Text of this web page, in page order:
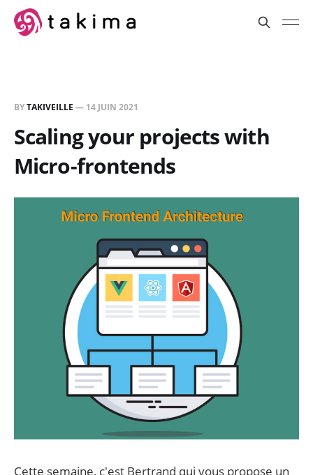
BYTAKIVEILLE — 14 JUIN 2021
Scaling your projects with
Micro-frontends
Cette semaine, c'est Bertrand qui vous propose un